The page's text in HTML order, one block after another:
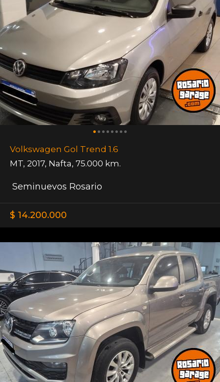
Volkswagen Gol Trend 1.6
MT, 2017, Nafta, 75.000 km.
Seminuevos Rosario
$ 14.200.000